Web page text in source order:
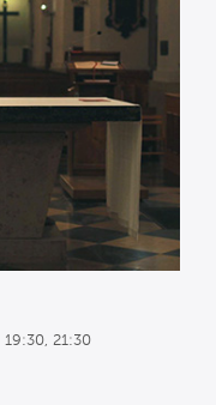
21:30